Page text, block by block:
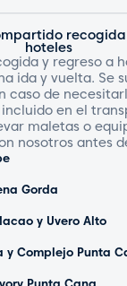
hoteles
y regreso a
ida y vuelta. Se
caso de
en el
maletas o
nosotros antes
Gorda
y Uvero Alto
y Complejo Punta